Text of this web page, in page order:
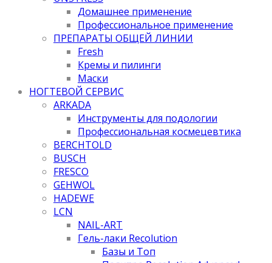
Домашнее применение
Профессиональное применение
ПРЕПАРАТЫ ОБЩЕЙ ЛИНИИ
Fresh
Кремы и пилинги
Маски
НОГТЕВОЙ СЕРВИС
ARKADA
Инструменты для подологии
Профессиональная космецевтика
BERCHTOLD
BUSCH
FRESCO
GEHWOL
HADEWE
LCN
NAIL-ART
Гель-лаки Recolution
Базы и Топ